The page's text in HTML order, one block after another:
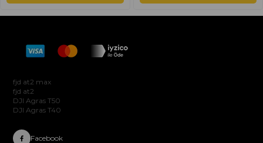
fjd at2 max
fjd at2
DJI Agras T50
DJI Agras T40
Facebook